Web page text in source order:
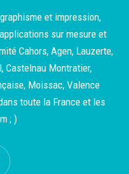
et impression,
sur mesure et
Cahors, Agen, Lauzerte,
Castelnau Montratier,
Moissac, Valence
toute la France et les
; )